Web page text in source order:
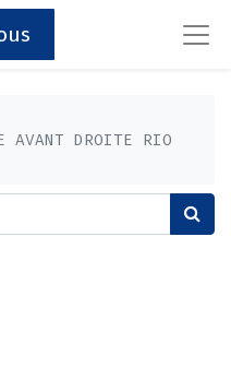
AVANT DROITE RIO